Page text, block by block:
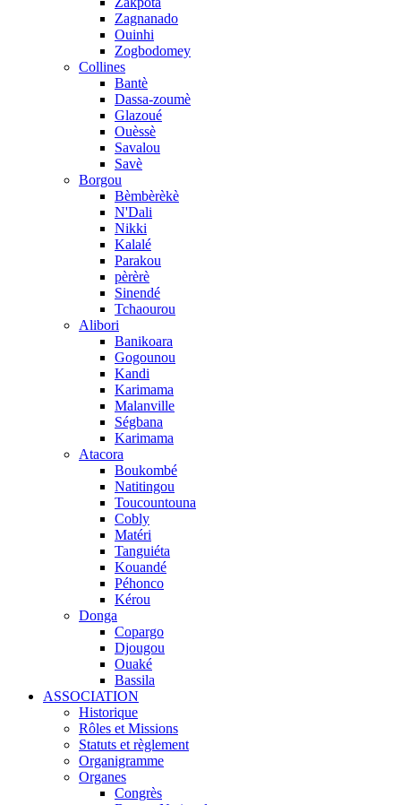
Zagnanado
Ouinhi
Zogbodomey
Collines
Bantè
Dassa-zoumè
Glazoué
Ouèssè
Savalou
Savè
Borgou
Bèmbèrèkè
N'Dali
Nikki
Kalalé
Parakou
pèrèrè
Sinendé
Tchaourou
Alibori
Banikoara
Gogounou
Kandi
Karimama
Malanville
Ségbana
Karimama
Atacora
Boukombé
Natitingou
Toucountouna
Cobly
Matéri
Tanguiéta
Kouandé
Péhonco
Kérou
Donga
Copargo
Djougou
Ouaké
Bassila
ASSOCIATION
Historique
Rôles et Missions
Statuts et règlement
Organigramme
Organes
Congrès